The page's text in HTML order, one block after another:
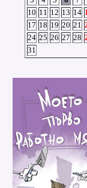
10 11 12 13 14
17 18 19 20 21
24 25 26 27 28
31